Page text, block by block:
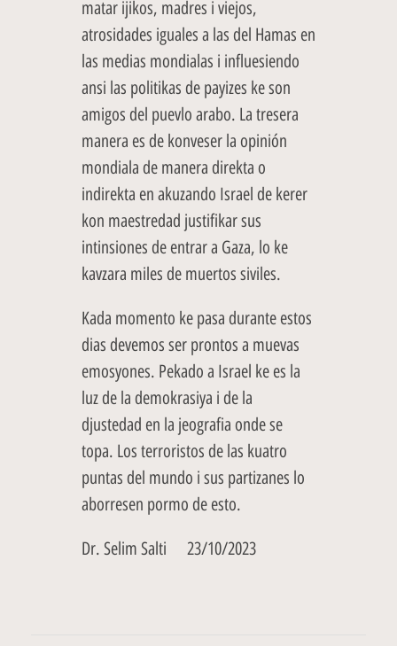
matar ijikos, madres i viejos,
atrosidades iguales a las del Hamas en
las medias mondialas i influesiendo
ansi las politikas de payizes ke son
amigos del puevlo arabo. La tresera
manera es de konveser la opinión
mondiala de manera direkta o
indirekta en akuzando Israel de kerer
kon maestredad justifikar sus
intinsiones de entrar a Gaza, lo ke
kavzara miles de muertos siviles.
Kada momento ke pasa durante estos
dias devemos ser prontos a muevas
emosyones. Pekado a Israel ke es la
luz de la demokrasiya i de la
djustedad en la jeografia onde se
topa. Los terroristos de las kuatro
puntas del mundo i sus partizanes lo
aborresen pormo de esto.
Dr. Selim Salti 23/10/2023